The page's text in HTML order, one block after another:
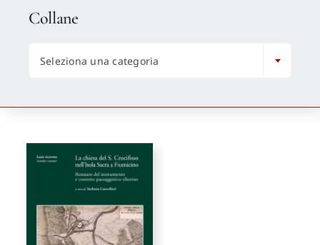
Distribuzione Wolrdwide
CONSIP / MEPA / ANVUR / CINECA
Autori
Proposte di pubblicazione
Collane
Seleziona una categoria